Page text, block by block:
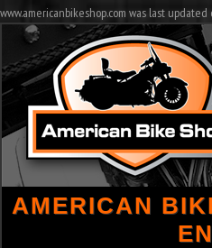
www.americanbikeshop.com was last
AMERICAN